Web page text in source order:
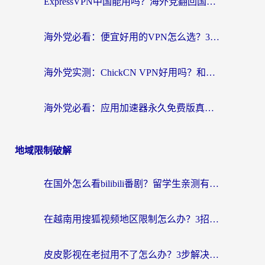
海外党必看：便宜好用的VPN怎么选？3步解决回国访问难题+Steam改区技巧
海外党实测：ChickCN VPN好用吗？和OurPlay VPN对比哪个回国效果更好？附避坑指南
海外党必看：应用加速器永久免费版真的靠谱吗？教你选对回国加速器无缝刷国内资源
地域限制破解
在国外怎么看bilibili番剧？留学生亲测有效的地域限制突破指南（附酷我酷狗音乐解决方法）
在越南用搜狐视频地区限制怎么办？3招解决海外看国内剧难题（附西瓜视频CCTV观看技巧）
皮皮影视在老挝用不了怎么办？3步解决海外看国内影视&财经的痛点